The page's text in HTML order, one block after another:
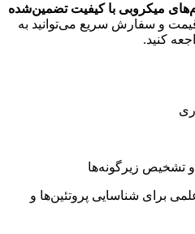
میکروبی با کیفیت تضمین‌شده
و سفارش سریع می‌توانید به
کنید.
تشخیص زیرگونه‌ها
برای شناسایی پروتئین‌ها و